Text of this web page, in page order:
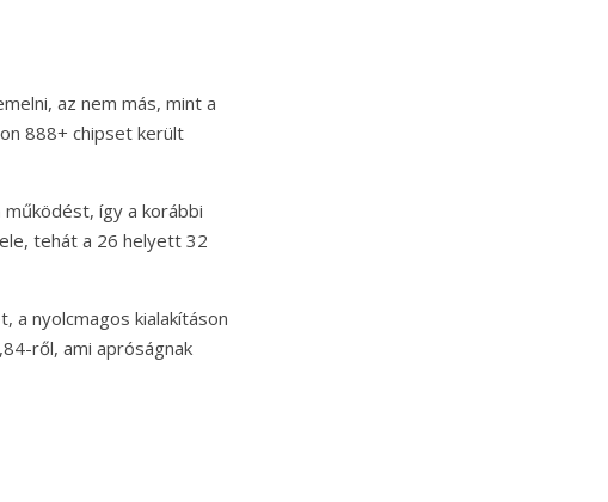
az nem más, mint a
888+ chipset került
így a korábbi
tehát a 26 helyett 32
a nyolcmagos kialakításon
ről, ami apróságnak